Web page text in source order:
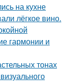
на кухне
лёгкое вино.
гармонии и
тонах